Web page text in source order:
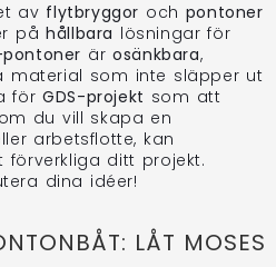
av flytbryggor och pontoner
påhållbara lösningar för
pontoner ärosänkbara,
material som inte släpper ut
förGDS-projekt som att
du vill skapa en
arbetsflotte, kan
förverkliga ditt projekt.
dina idéer!
LÅT MOSES